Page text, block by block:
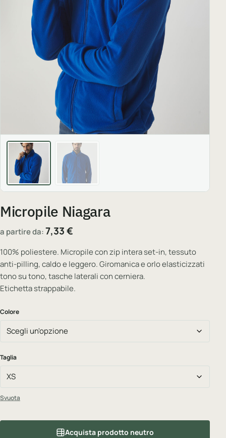
Micropile Niagara
a partire da:7,33€
100% poliestere. Micropile con zip intera set-in, tessuto
anti-pilling, caldo e leggero. Giromanica e orlo elasticizzati
tono su tono, tasche laterali con cerniera.
Etichetta strappabile.
Colore
Taglia
Svuota
Acquista prodotto neutro